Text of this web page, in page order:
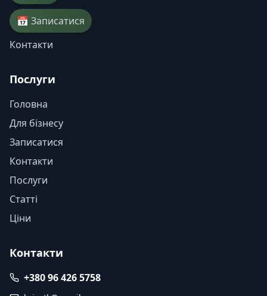
📅 Записатися
Контакти
Послуги
Головна
Для бізнесу
Записатися
Контакти
Послуги
Статті
Ціни
Контакти
+380 96 426 5758